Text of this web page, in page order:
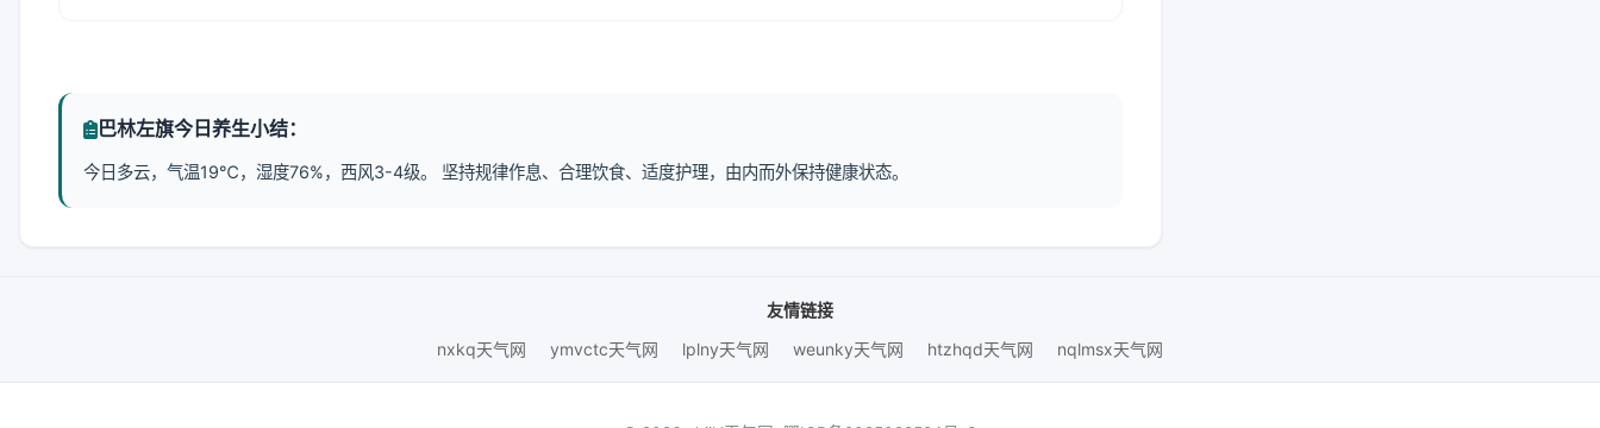
巴林左旗今日养生小结：
今日多云，气温19℃，湿度76%，西风3-4级。 坚持规律作息、合理饮食、适度护理，由内而外保持健康状态。
友情链接
nxkq天气网
ymvctc天气网 lplny天气网 weunky天气网 htzhqd天气网 nqlmsx天气网